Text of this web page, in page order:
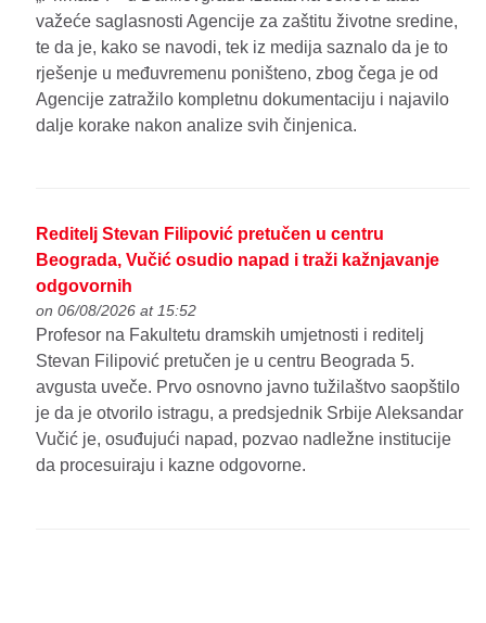
važeće saglasnosti Agencije za zaštitu životne sredine,
te da je, kako se navodi, tek iz medija saznalo da je to
rješenje u međuvremenu poništeno, zbog čega je od
Agencije zatražilo kompletnu dokumentaciju i najavilo
dalje korake nakon analize svih činjenica.
Reditelj Stevan Filipović pretučen u centru
Beograda, Vučić osudio napad i traži kažnjavanje
odgovornih
on 06/08/2026 at 15:52
Profesor na Fakultetu dramskih umjetnosti i reditelj
Stevan Filipović pretučen je u centru Beograda 5.
avgusta uveče. Prvo osnovno javno tužilaštvo saopštilo
je da je otvorilo istragu, a predsjednik Srbije Aleksandar
Vučić je, osuđujući napad, pozvao nadležne institucije
da procesuiraju i kazne odgovorne.